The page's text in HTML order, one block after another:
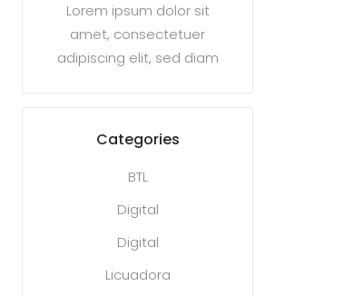
Lorem ipsum dolor sit
amet, consectetuer
adipiscing elit, sed diam
Categories
BTL
Digital
Digital
Licuadora